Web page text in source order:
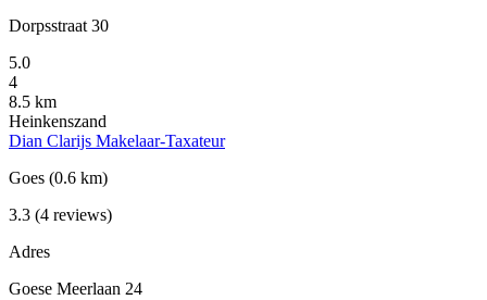
Dorpsstraat 30
5.0
4
8.5 km
Heinkenszand
Dian Clarijs Makelaar-Taxateur
Goes (0.6 km)
3.3 (4 reviews)
Adres
Goese Meerlaan 24